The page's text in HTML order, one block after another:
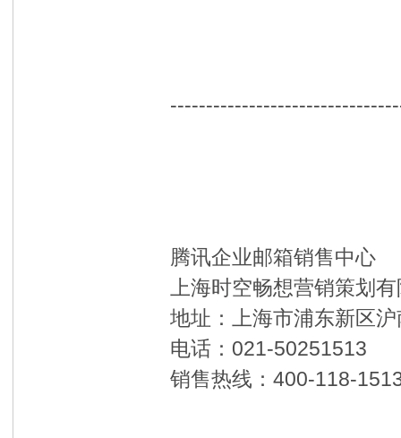
腾讯企业邮箱销售中心
上海时空畅想营销策划
地址：上海市浦东新区
电话：021-50251513
销售热线：400-118-